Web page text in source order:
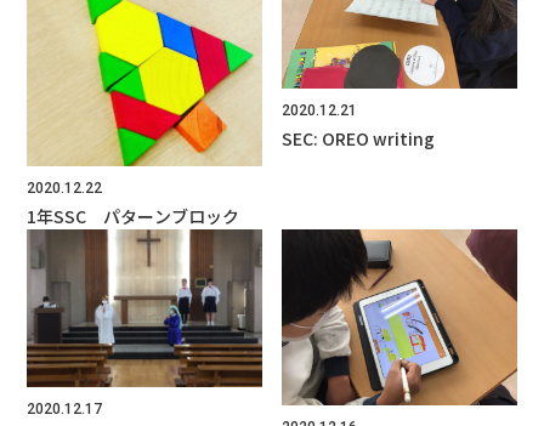
2020.12.22
1年SSC パターンブロック
2020.12.21
SEC: OREO writing
2020.12.17